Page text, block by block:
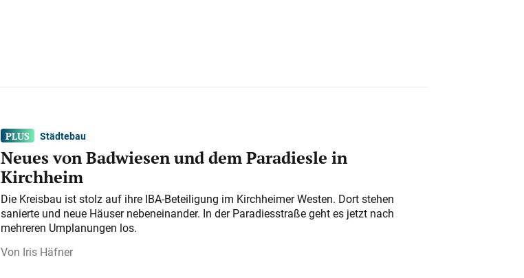
Städtebau
Neues von Badwiesen und dem Paradiesle in
Kirchheim
Die Kreisbau ist stolz auf ihre IBA-Beteiligung im Kirchheimer Westen. Dort stehen
sanierte und neue Häuser nebeneinander. In der Paradiesstraße geht es jetzt nach
mehreren Umplanungen los.
Iris Häfner